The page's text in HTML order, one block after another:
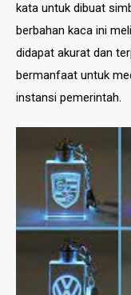
kata untuk dibuat
berbahan kaca ini
didapat akurat dan
bermanfaat untuk
instansi pemerintah.